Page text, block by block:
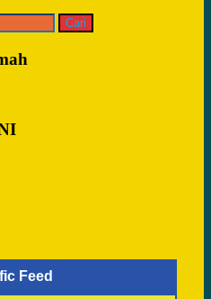
Feed